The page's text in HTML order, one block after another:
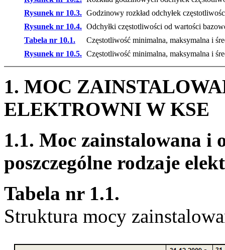
Rysunek nr 10.3. Godzinowy rozkład odchyłek
Rysunek nr 10.4. Odchyłki częstotliwości od wartości
Tabela nr 10.1.
Częstotliwość minimalna, maksymalna i
Rysunek nr 10.5. Częstotliwość minimalna, maksymalna i
1. MOC
ELEKTROWNI W KSE
1.1. Moc zainstalowana i
poszczególne rodzaje
Tabela nr 1.1.
Struktura mocy